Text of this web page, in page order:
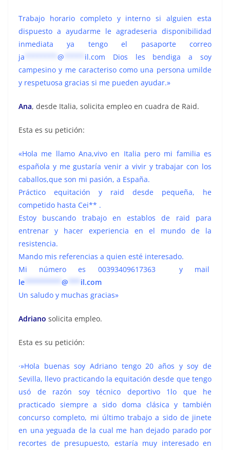
Trabajo horario completo y interno si alguien esta
dispuesto a ayudarme le agradeseria disponibilidad
inmediata ya tengo el pasaporte correo
ja
@ il.com Dios les bendiga a soy
campesino y me caracteriso como una persona umilde
y respetuosa gracias si me pueden ayudar.»
Ana, desde Italia, solicita empleo en cuadra de Raid.
Esta es su petición:
«Hola me llamo Ana,vivo en Italia pero mi familia es
española y me gustaría venir a vivir y trabajar con los
caballos,que son mi pasión, a España.
Práctico equitación y raid desde pequeña, he
competido hasta Cei** .
Estoy buscando trabajo en establos de raid para
entrenar y hacer experiencia en el mundo de la
resistencia.
Mando mis referencias a quien esté interesado.
Mi número es 00393409617363 y mail
le
@
il.com
Un saludo y muchas gracias»
Adriano solicita empleo.
Esta es su petición:
·»Hola buenas soy Adriano tengo 20 años y soy de
Sevilla, llevo practicando la equitación desde que tengo
usó de razón soy técnico deportivo 1lo que he
practicado siempre a sido doma clásica y también
concurso completo, mi último trabajo a sido de jinete
en una yeguada de la cual me han dejado parado por
recortes de presupuesto, estaría muy interesado en